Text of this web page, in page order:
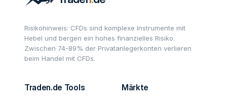
Risikohinweis: CFDs sind komplexe Instrumente mit
Hebel und bergen ein hohes finanzielles Risiko.
Zwischen 74-89% der Privatanlegerkonten verlieren
beim Handel mit CFDs.
Traden.de Tools Märkte